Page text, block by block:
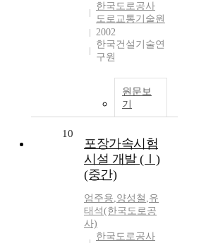
한국도로공사
도로교통기술원
2002
한국건설기술연
구원
원문보
기
10
포장가속시험
시설 개발 (Ⅰ)
(중간)
엄주용,양성철 ,유
태석(한국도로공
사)
한국도로공사